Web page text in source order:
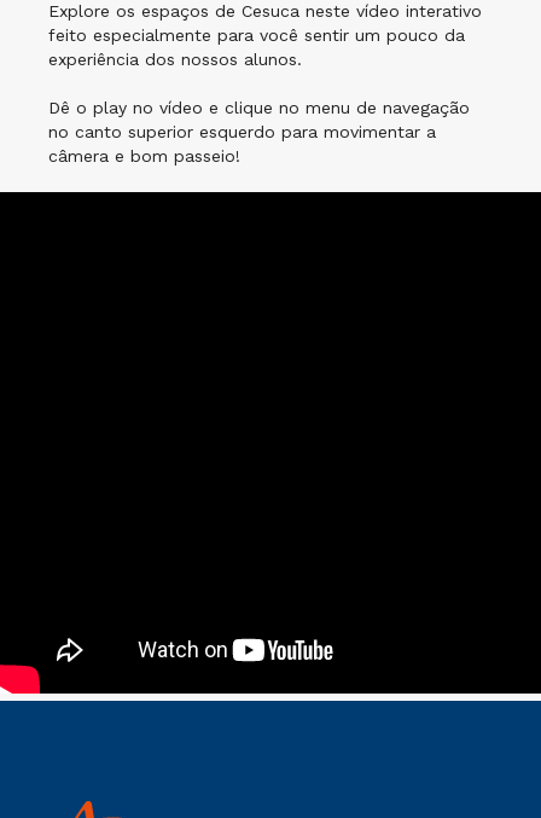
Explore os espaços de Cesuca neste vídeo interativo
feito especialmente para você sentir um pouco da
experiência dos nossos alunos.
Dê o play no vídeo e clique no menu de navegação
no canto superior esquerdo para movimentar a
câmera e bom passeio!